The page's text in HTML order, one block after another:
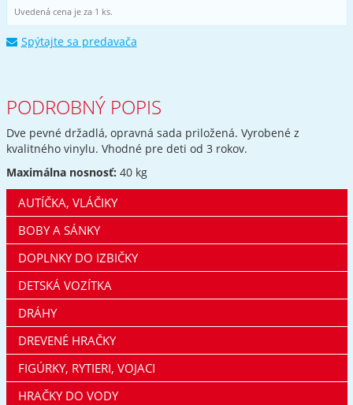
Uvedená cena je za 1 ks.
Spýtajte sa predavača
PODROBNÝ POPIS
Dve pevné držadlá, opravná sada priložená. Vyrobené z
kvalitného vinylu. Vhodné pre deti od 3 rokov.
Maximálna nosnosť: 40 kg
AUTÍČKA, VLÁČIKY
BOBY A SÁNKY
DOPLNKY DO IZBIČKY
DETSKÁ VOZÍTKA
DRÁHY
DREVENÉ HRAČKY
FIGÚRKY, RYTIERI, VOJACI
HRAČKY DO VODY